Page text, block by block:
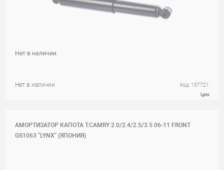
Нет в наличии Код: 157721
Lynx
Нет в наличии
АМОРТИЗАТОР КАПОТА T.CAMRY 2.0/2.4/2.5/3.5 06-11 FRONT
GS1063 "LYNX" (ЯПОНИЯ)